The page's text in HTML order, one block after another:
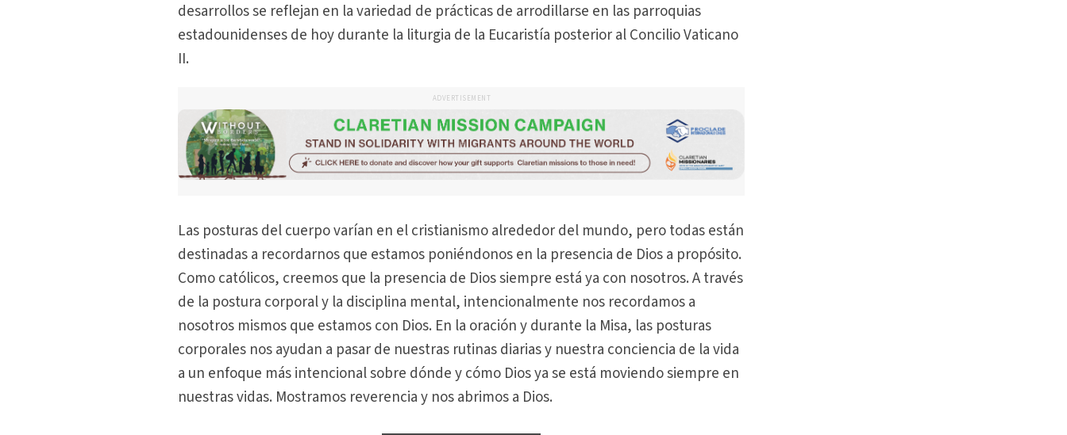
desarrollos se reflejan en la variedad de prácticas de arrodillarse en las parroquias
estadounidenses de hoy durante la liturgia de la Eucaristía posterior al Concilio Vaticano
II.
ADVERTISEMENT
Las posturas del cuerpo varían en el cristianismo alrededor del mundo, pero todas están
destinadas a recordarnos que estamos poniéndonos en la presencia de Dios a propósito.
Como católicos, creemos que la presencia de Dios siempre está ya con nosotros. A través
de la postura corporal y la disciplina mental, intencionalmente nos recordamos a
nosotros mismos que estamos con Dios. En la oración y durante la Misa, las posturas
corporales nos ayudan a pasar de nuestras rutinas diarias y nuestra conciencia de la vida
a un enfoque más intencional sobre dónde y cómo Dios ya se está moviendo siempre en
nuestras vidas. Mostramos reverencia y nos abrimos a Dios.